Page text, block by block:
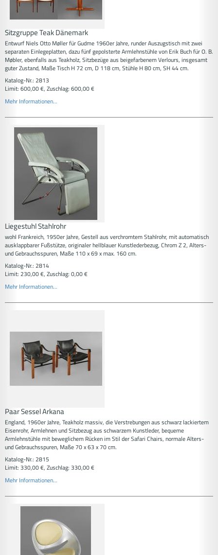
Sitzgruppe Teak Dänemark
Entwurf Niels Otto Møller für Gudme 1960er Jahre, runder Auszugstisch mit zwei
separaten Einlegeplatten, dazu fünf gepolsterte Armlehnstühle von Erik Buch für O. B.
Møbler, ebenfalls aus Teakholz, Sitzbezüge aus beigefarbenem Verlours, insgesamt
guter Zustand, Maße Tisch H 72 cm, D 118 cm, Stühle H 80 cm, SH 44 cm.
Katalog-Nr.: 2813
Limit: 600,00 €, Zuschlag: 600,00 €
Mehr Informationen...
Liegestuhl Stahlrohr
wohl Frankreich, 1950er Jahre, Gestell aus verchromtem Stahlrohr, mit automatisch
ausklappbarer Fußstütze, originaler hellblauer Kunstlederbezug, Chrom Z 2, Alters-
und Gebrauchsspuren, Maße 110 x 69 x max. 160 cm.
Katalog-Nr.: 2814
Limit: 230,00 €, Zuschlag: 0,00 €
Mehr Informationen...
Paar Sessel Arkana
England, 1960er Jahre, Teakholz massiv, die Verstrebungen aus schwarz lackiertem
Eisenrohr, Armlehnen und Sitzbezug aus schwarzem Kunstleder, bequeme
Armlehnstühle mit beweglichem Rücken im Stil der Safari Chairs, normale Alters-
und Gebrauchsspuren, Maße 70 x 63 x 70 cm.
Katalog-Nr.: 2815
Limit: 330,00 €, Zuschlag: 330,00 €
Mehr Informationen...